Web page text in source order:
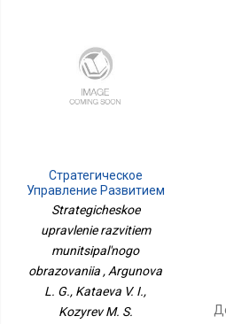
Стратегическое
Управление Развитием
Муниципального
Образования
Strategicheskoe
upravlenie razvitiem
munitsipal'nogo
obrazovaniia , Argunova
L. G., Kataeva V. I.,
Kozyrev M. S.